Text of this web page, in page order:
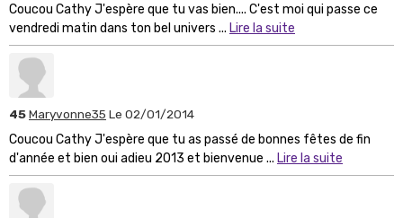
Coucou Cathy J'espère que tu vas bien.... C'est moi qui passe ce
vendredi matin dans ton bel univers ... Lire la suite
45Maryvonne35 Le 02/01/2014
Coucou Cathy J'espère que tu as passé de bonnes fêtes de fin
d'année et bien oui adieu 2013 et bienvenue ... Lire la suite